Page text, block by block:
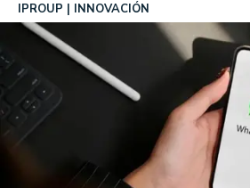
IPROUP INNOVACIÓN